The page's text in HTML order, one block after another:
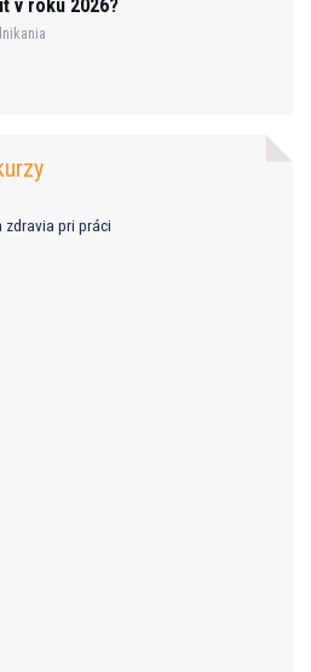
v roku 2026?
zdravia pri práci